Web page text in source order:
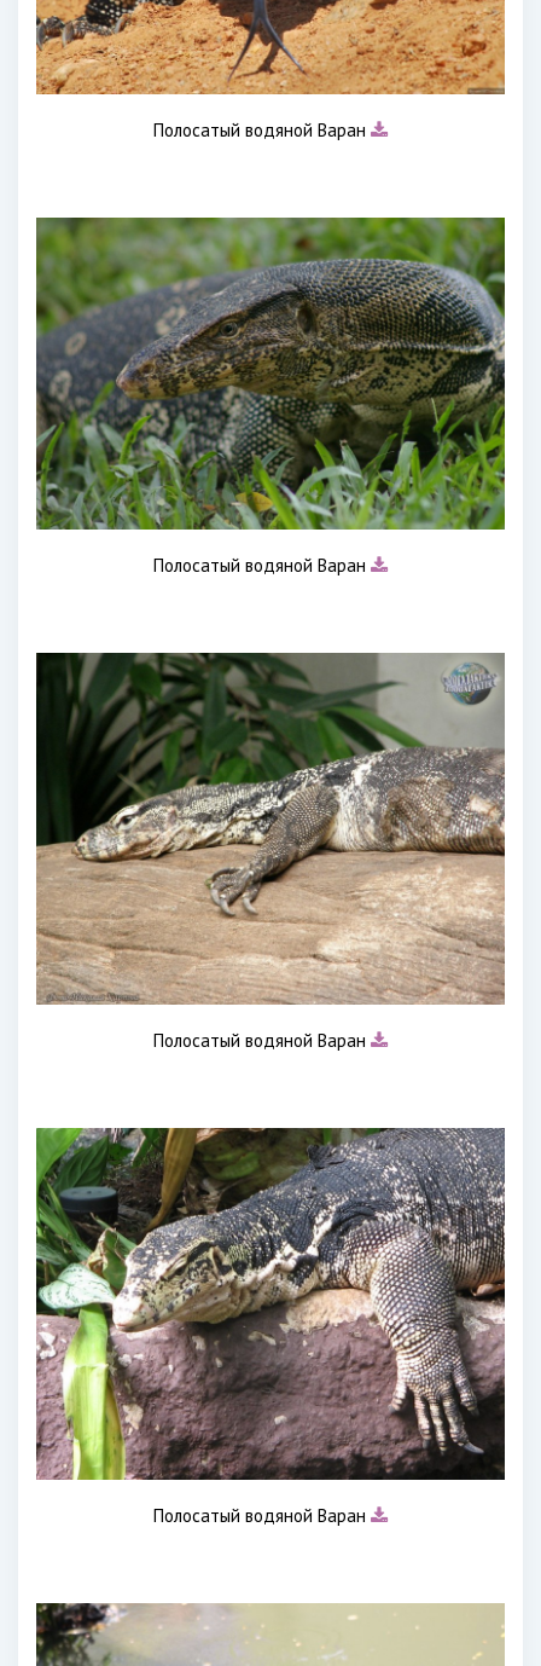
Полосатый водяной Варан
Полосатый водяной Варан
Полосатый водяной Варан
Полосатый водяной Варан